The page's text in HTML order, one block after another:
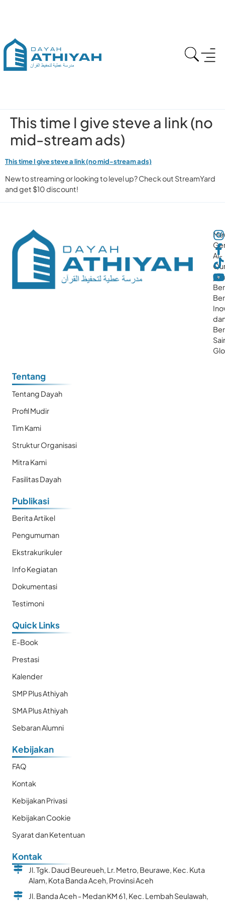
This time I give steve a link (no
mid-stream ads)
This time I give steve a link (no mid-stream ads)
New to streaming or looking to level up? Check out StreamYard
and get $10 discount!
Al-
Tentang
Tentang Dayah
Profil Mudir
Tim Kami
Struktur Organisasi
Mitra Kami
Fasilitas Dayah
Publikasi
Berita Artikel
Pengumuman
Ekstrakurikuler
Info Kegiatan
Dokumentasi
Testimoni
Quick Links
E-Book
Prestasi
Kalender
SMP Plus Athiyah
SMA Plus Athiyah
Sebaran Alumni
Kebijakan
FAQ
Kontak
Kebijakan Privasi
Kebijakan Cookie
Syarat dan Ketentuan
Kontak
Jl. Tgk. Daud Beureueh, Lr. Metro, Beurawe, Kec. Kuta
Alam, Kota Banda Aceh, Provinsi Aceh
Jl. Banda Aceh - Medan KM 61, Kec. Lembah Seulawah,